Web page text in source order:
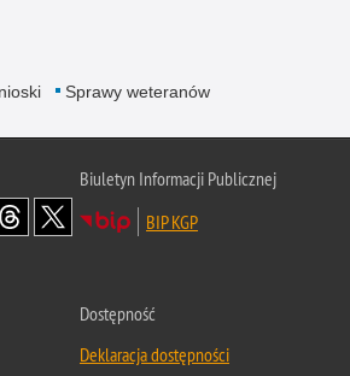
Sprawy weteranów
Biuletyn Informacji Publicznej
BIP KGP
Dostępność
Deklaracja dostępności